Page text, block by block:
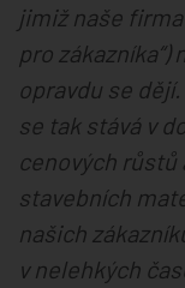
jimiž naše
pro
opravdu se
se tak stává v
cenových
stavebních
našich
v nelehkých